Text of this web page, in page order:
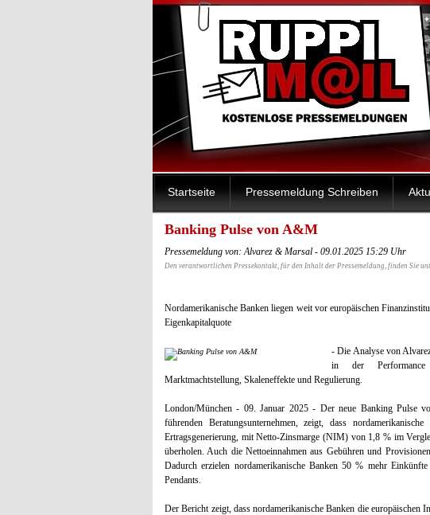
Startseite Pressemeldung Schreiben
Banking Pulse von A&M
Pressemeldung von: Alvarez & Marsal - 09.01.2025 15:29 Uhr
Den verantwortlichen Pressekontakt, für den Inhalt der Pressemeldung, finden Sie
Nordamerikanische Banken liegen weit vor europäischen
Eigenkapitalquote
- Die Analyse von
in der
Marktmachtstellung, Skaleneffekte und Regulierung.
London/München - 09. Januar 2025 - Der neue Banking Pulse
führenden Beratungsunternehmen, zeigt, dass
Ertragsgenerierung, mit Netto-Zinsmarge (NIM) von 1,8 % im
überholen. Auch die Nettoeinnahmen aus Gebühren und
Dadurch erzielen nordamerikanische Banken 50 % mehr
Pendants.
Der Bericht zeigt, dass nordamerikanische Banken die europäischen